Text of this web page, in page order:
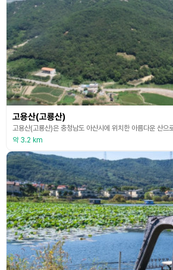
고용산(고룡산)
약 3.2 km